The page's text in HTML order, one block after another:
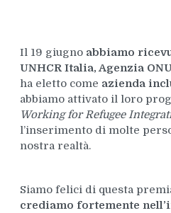
Il 19 giugno abbiamo
UNHCR Italia, Agenzia
ha eletto come azienda
abbiamo attivato il loro
Working for Refugee
l’inserimento di molte
nostra realtà.
Siamo felici di questa
crediamo fortemente